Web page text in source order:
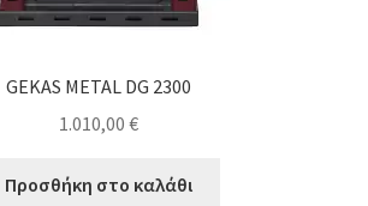
GEKAS METAL DG 2300
1.010,00 €
Προσθήκη στο καλάθι